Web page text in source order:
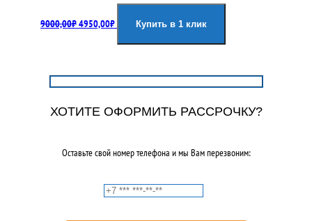
9000,00₽цена
4950,00₽цена:
Купить в 1 клик
ХОТИТЕ ОФОРМИТЬ РАССРОЧКУ?
Оставьте свой номер телефона и мы Вам перезвоним: